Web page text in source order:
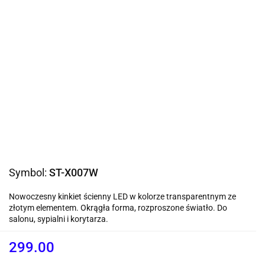
Symbol: ST-X007W
Nowoczesny kinkiet ścienny LED w kolorze transparentnym ze
złotym elementem. Okrągła forma, rozproszone światło. Do
salonu, sypialni i korytarza.
299.00